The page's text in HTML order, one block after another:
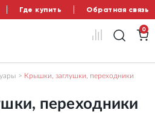
Где купить Обратная связь
0
Крышки, заглушки, переходники
переходники